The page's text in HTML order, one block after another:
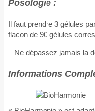
Posologie :
Il faut prendre 3 gélules
flacon de 90 gélules
Ne dépassez jamais la
Informations